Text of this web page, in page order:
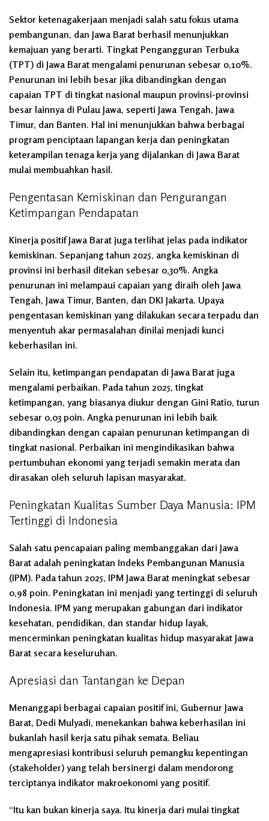
Sektor ketenagakerjaan menjadi salah satu fokus utama
pembangunan, dan Jawa Barat berhasil menunjukkan
kemajuan yang berarti. Tingkat Pengangguran Terbuka
(TPT) di Jawa Barat mengalami penurunan sebesar 0,10%.
Penurunan ini lebih besar jika dibandingkan dengan
capaian TPT di tingkat nasional maupun provinsi-provinsi
besar lainnya di Pulau Jawa, seperti Jawa Tengah, Jawa
Timur, dan Banten. Hal ini menunjukkan bahwa berbagai
program penciptaan lapangan kerja dan peningkatan
keterampilan tenaga kerja yang dijalankan di Jawa Barat
mulai membuahkan hasil.
Pengentasan Kemiskinan dan Pengurangan
Ketimpangan Pendapatan
Kinerja positif Jawa Barat juga terlihat jelas pada indikator
kemiskinan. Sepanjang tahun 2025, angka kemiskinan di
provinsi ini berhasil ditekan sebesar 0,30%. Angka
penurunan ini melampaui capaian yang diraih oleh Jawa
Tengah, Jawa Timur, Banten, dan DKI Jakarta. Upaya
pengentasan kemiskinan yang dilakukan secara terpadu dan
menyentuh akar permasalahan dinilai menjadi kunci
keberhasilan ini.
Selain itu, ketimpangan pendapatan di Jawa Barat juga
mengalami perbaikan. Pada tahun 2025, tingkat
ketimpangan, yang biasanya diukur dengan Gini Ratio, turun
sebesar 0,03 poin. Angka penurunan ini lebih baik
dibandingkan dengan capaian penurunan ketimpangan di
tingkat nasional. Perbaikan ini mengindikasikan bahwa
pertumbuhan ekonomi yang terjadi semakin merata dan
dirasakan oleh seluruh lapisan masyarakat.
Peningkatan Kualitas Sumber Daya Manusia: IPM
Tertinggi di Indonesia
Salah satu pencapaian paling membanggakan dari Jawa
Barat adalah peningkatan Indeks Pembangunan Manusia
(IPM). Pada tahun 2025, IPM Jawa Barat meningkat sebesar
0,98 poin. Peningkatan ini menjadi yang tertinggi di seluruh
Indonesia. IPM yang merupakan gabungan dari indikator
kesehatan, pendidikan, dan standar hidup layak,
mencerminkan peningkatan kualitas hidup masyarakat Jawa
Barat secara keseluruhan.
Apresiasi dan Tantangan ke Depan
Menanggapi berbagai capaian positif ini, Gubernur Jawa
Barat, Dedi Mulyadi, menekankan bahwa keberhasilan ini
bukanlah hasil kerja satu pihak semata. Beliau
mengapresiasi kontribusi seluruh pemangku kepentingan
(stakeholder) yang telah bersinergi dalam mendorong
terciptanya indikator makroekonomi yang positif.
“Itu kan bukan kinerja saya. Itu kinerja dari mulai tingkat